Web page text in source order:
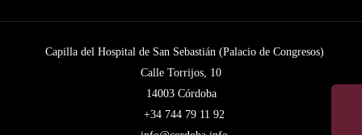
Capilla del Hospital de San Sebastián (Palacio de Congresos)
Calle Torrijos, 10
14003 Córdoba
+34 744 79 11 92